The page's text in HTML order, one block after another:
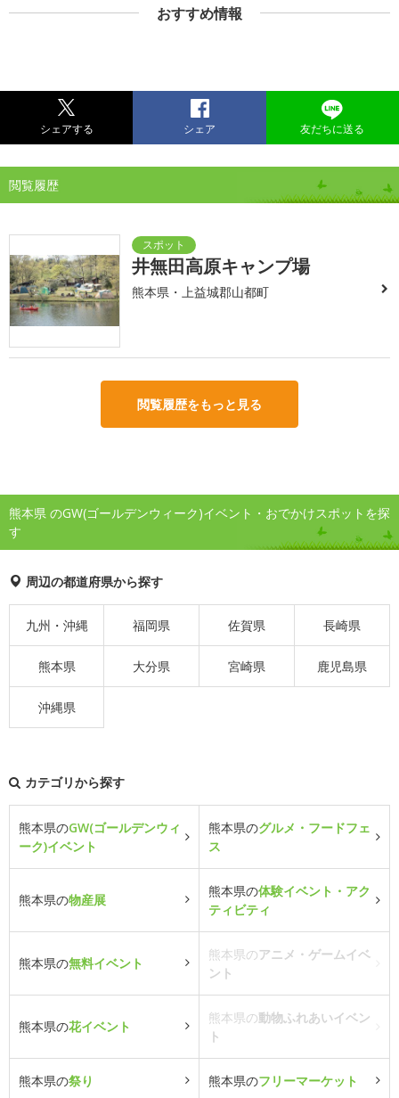
おすすめ情報
シェアする シェア 友だちに送る
閲覧履歴
井無田高原キャンプ場
熊本県・上益城郡山都町
閲覧履歴をもっと見る
熊本県 のGW(ゴールデンウィーク)イベント・おでかけスポットを探
す
周辺の都道府県から探す
九州・沖縄 福岡県 佐賀県 長崎県
熊本県 大分県 宮崎県 鹿児島県
沖縄県
カテゴリから探す
熊本県のGW(ゴールデンウィ
ーク)イベント
熊本県のグルメ・フードフェ
ス
熊本県の物産展
熊本県の体験イベント・アク
ティビティ
熊本県の無料イベント
熊本県のアニメ・ゲームイベ
ント
熊本県の花イベント
熊本県の動物ふれあいイベン
ト
熊本県の祭り 熊本県のフリーマーケット